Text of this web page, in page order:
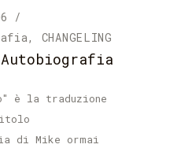
, CHANGELING
Autobiografia
è la traduzione
di Mike ormai